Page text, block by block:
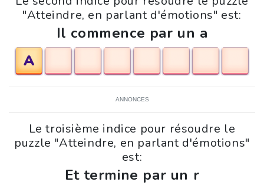
"Atteindre, en parlant d'émotions" est:
Il commence par un a
A
ANNONCES
Le troisième indice pour résoudre le
puzzle "Atteindre, en parlant d'émotions"
est:
Et termine par un r